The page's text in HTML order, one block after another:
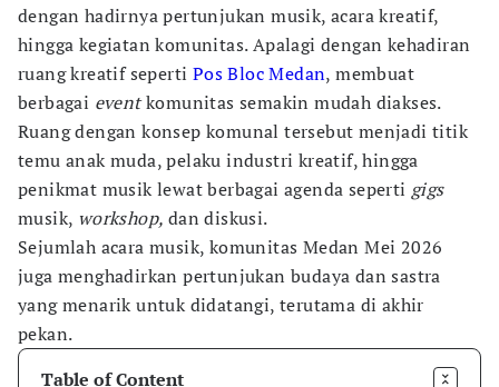
dengan hadirnya pertunjukan musik, acara kreatif,
hingga kegiatan komunitas. Apalagi dengan kehadiran
ruang kreatif seperti Pos Bloc Medan, membuat
berbagai eventkomunitas semakin mudah diakses.
Ruang dengan konsep komunal tersebut menjadi titik
temu anak muda, pelaku industri kreatif, hingga
penikmat musik lewat berbagai agenda seperti gigs
musik, workshop, dan diskusi.
Sejumlah acara musik, komunitas Medan Mei 2026
juga menghadirkan pertunjukan budaya dan sastra
yang menarik untuk didatangi, terutama di akhir
pekan.
Table of Content